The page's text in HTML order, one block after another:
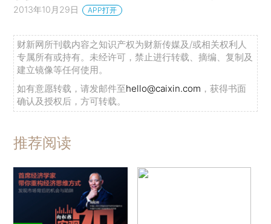
2013年10月29日 APP打开
财新网所刊载内容之知识产权为财新传媒及/或相关权利人
专属所有或持有。未经许可，禁止进行转载、摘编、复制及
建立镜像等任何使用。
如有意愿转载，请发邮件至hello@caixin.com ，获得书面
确认及授权后，方可转载。
推荐阅读